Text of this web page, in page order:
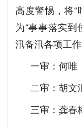
高度警惕，将“
为“事事落实到
汛备汛各项工
一审：何唯
二审：胡文
三审：龚春